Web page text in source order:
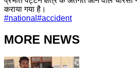
कराया गया है।
#national #accident
MORE NEWS